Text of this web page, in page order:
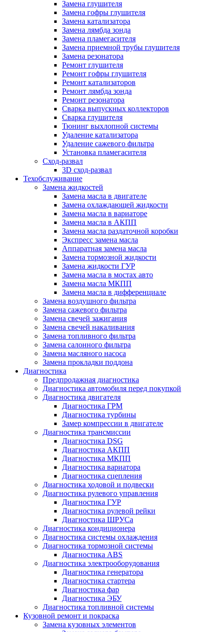
Замена глушителя
Замена гофры глушителя
Замена катализатора
Замена лямбда зонда
Замена пламегасителя
Замена приемной трубы глушителя
Замена резонатора
Ремонт глушителя
Ремонт гофры глушителя
Ремонт катализаторов
Ремонт лямбда зонда
Ремонт резонатора
Сварка выпускных коллекторов
Сварка глушителя
Тюнинг выхлопной системы
Удаление катализатора
Удаление сажевого фильтра
Установка пламегасителя
Сход-развал
3D сход-развал
Техобслуживание
Замена жидкостей
Замена масла в двигателе
Замена охлаждающей жидкости
Замена масла в вариаторе
Замена масла в АКПП
Замена масла раздаточной коробки
Экспресс замена масла
Аппаратная замена масла
Замена тормозной жидкости
Замена жидкости ГУР
Замена масла в мостах авто
Замена масла МКПП
Замена масла в дифференциале
Замена воздушного фильтра
Замена сажевого фильтра
Замена свечей зажигания
Замена свечей накаливания
Замена топливного фильтра
Замена салонного фильтра
Замена масляного насоса
Замена прокладки поддона
Диагностика
Предпродажная диагностика
Диагностика автомобиля перед покупкой
Диагностика двигателя
Диагностика ГРМ
Диагностика турбины
Замер компрессии в двигателе
Диагностика трансмиссии
Диагностика DSG
Диагностика АКПП
Диагностика МКПП
Диагностика вариатора
Диагностика сцепления
Диагностика ходовой и подвески
Диагностика рулевого управления
Диагностика ГУР
Диагностика рулевой рейки
Диагностика ШРУСа
Диагностика кондиционера
Диагностика системы охлаждения
Диагностика тормозной системы
Диагностика ABS
Диагностика электрооборудования
Диагностика генератора
Диагностика стартера
Диагностика фар
Диагностика ЭБУ
Диагностика топливной системы
Кузовной ремонт и покраска
Замена кузовных элементов